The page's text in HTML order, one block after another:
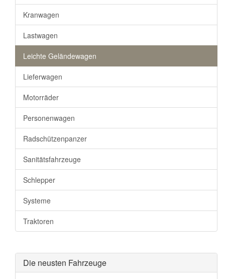
Kranwagen
Lastwagen
Leichte Geländewagen
Lieferwagen
Motorräder
Personenwagen
Radschützenpanzer
Sanitätsfahrzeuge
Schlepper
Systeme
Traktoren
Die neusten Fahrzeuge